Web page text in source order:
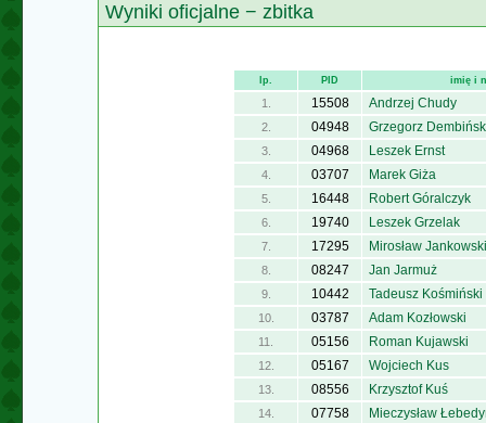
Wyniki oficjalne − zbitka
lp. PID imię i
1. 15508 Andrzej Chudy
2. 04948 Grzegorz
3. 04968 Leszek Ernst
4. 03707 Marek Giża
5. 16448 Robert Góralczyk
6. 19740 Leszek Grzelak
7. 17295 Mirosław Jankowski
8. 08247 Jan Jarmuż
9. 10442 Tadeusz Kośmiński
10. 03787 Adam Kozłowski
11. 05156 Roman Kujawski
12. 05167 Wojciech Kus
13. 08556 Krzysztof Kuś
14. 07758 Mieczysław